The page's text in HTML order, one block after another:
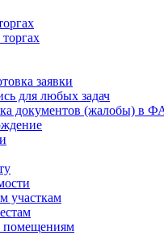
заявки
для любых задач
документов (жалобы) в
участкам